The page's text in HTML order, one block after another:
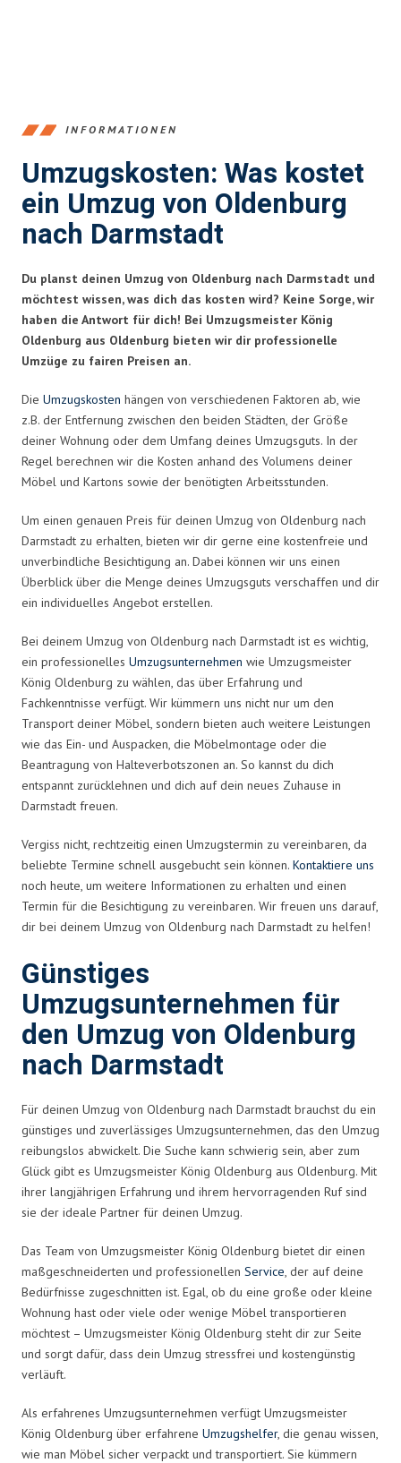
INFORMATIONEN
Umzugskosten: Was kostet
ein Umzug von Oldenburg
nach Darmstadt
Du planst deinen Umzug von Oldenburg nach Darmstadt und
möchtest wissen, was dich das kosten wird? Keine Sorge, wir
haben die Antwort für dich! Bei Umzugsmeister König
Oldenburg aus Oldenburg bieten wir dir professionelle
Umzüge zu fairen Preisen an.
Die Umzugskosten hängen von verschiedenen Faktoren ab, wie
z.B. der Entfernung zwischen den beiden Städten, der Größe
deiner Wohnung oder dem Umfang deines Umzugsguts. In der
Regel berechnen wir die Kosten anhand des Volumens deiner
Möbel und Kartons sowie der benötigten Arbeitsstunden.
Um einen genauen Preis für deinen Umzug von Oldenburg nach
Darmstadt zu erhalten, bieten wir dir gerne eine kostenfreie und
unverbindliche Besichtigung an. Dabei können wir uns einen
Überblick über die Menge deines Umzugsguts verschaffen und dir
ein individuelles Angebot erstellen.
Bei deinem Umzug von Oldenburg nach Darmstadt ist es wichtig,
ein professionelles Umzugsunternehmen wie Umzugsmeister
König Oldenburg zu wählen, das über Erfahrung und
Fachkenntnisse verfügt. Wir kümmern uns nicht nur um den
Transport deiner Möbel, sondern bieten auch weitere Leistungen
wie das Ein- und Auspacken, die Möbelmontage oder die
Beantragung von Halteverbotszonen an. So kannst du dich
entspannt zurücklehnen und dich auf dein neues Zuhause in
Darmstadt freuen.
Vergiss nicht, rechtzeitig einen Umzugstermin zu vereinbaren, da
beliebte Termine schnell ausgebucht sein können. Kontaktiere uns
noch heute, um weitere Informationen zu erhalten und einen
Termin für die Besichtigung zu vereinbaren. Wir freuen uns darauf,
dir bei deinem Umzug von Oldenburg nach Darmstadt zu helfen!
Günstiges
Umzugsunternehmen für
den Umzug von Oldenburg
nach Darmstadt
Für deinen Umzug von Oldenburg nach Darmstadt brauchst du ein
günstiges und zuverlässiges Umzugsunternehmen, das den Umzug
reibungslos abwickelt. Die Suche kann schwierig sein, aber zum
Glück gibt es Umzugsmeister König Oldenburg aus Oldenburg. Mit
ihrer langjährigen Erfahrung und ihrem hervorragenden Ruf sind
sie der ideale Partner für deinen Umzug.
Das Team von Umzugsmeister König Oldenburg bietet dir einen
maßgeschneiderten und professionellen Service, der auf deine
Bedürfnisse zugeschnitten ist. Egal, ob du eine große oder kleine
Wohnung hast oder viele oder wenige Möbel transportieren
möchtest – Umzugsmeister König Oldenburg steht dir zur Seite
und sorgt dafür, dass dein Umzug stressfrei und kostengünstig
verläuft.
Als erfahrenes Umzugsunternehmen verfügt Umzugsmeister
König Oldenburg über erfahrene Umzugshelfer, die genau wissen,
wie man Möbel sicher verpackt und transportiert. Sie kümmern